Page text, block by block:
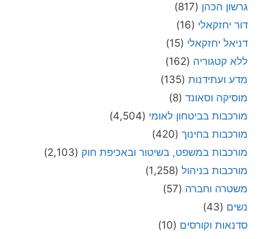
גרשון הכהן (817)
דור יחזקאלי (16)
דניאל יחזקאלי (15)
ללא קטגוריה (162)
מדע ועתידנות (135)
מוסיקה וסאונד (8)
מורכבות בביטחון לאומי (4,504)
מורכבות בחינוך (420)
מורכבות במשפט, בשיטור ובאכיפת חוק (2,103)
מורכבות בניהול (1,258)
משטרה וחברה (57)
נשים (43)
סדנאות וקורסים (10)